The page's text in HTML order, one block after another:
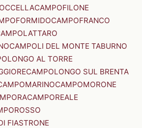
CAMPOFILONE
CAMPOFRANCO
CAMPOLI DEL MONTE TABURNO
AL TORRE
CAMPOLONGO SUL BRENTA
CAMPOMORONE
CAMPOREALE
FIASTRONE